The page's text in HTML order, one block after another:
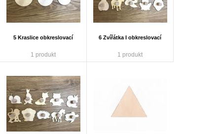
5 Kraslice obkreslovací
1 produkt
6 Zvířátka I obkreslovací
1 produkt